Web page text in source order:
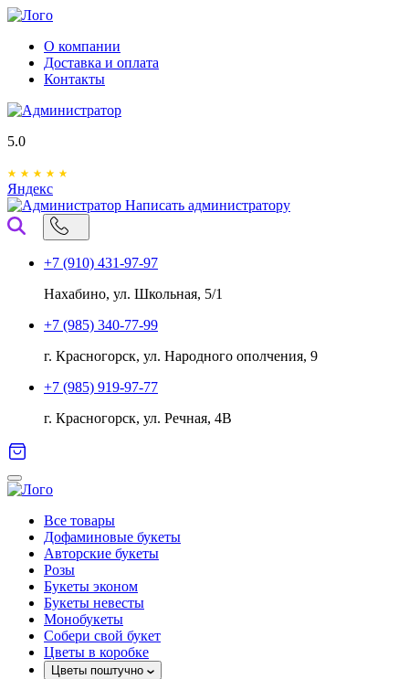
О компании
Доставка и оплата
Контакты
5.0
Яндекс
Написать администратору
+7 (910) 431-97-97
Нахабино, ул. Школьная, 5/1
+7 (985) 340-77-99
г. Красногорск, ул. Народного ополчения, 9
+7 (985) 919-97-77
г. Красногорск, ул. Речная, 4В
Все товары
Дофаминовые букеты
Авторские букеты
Розы
Букеты эконом
Букеты невесты
Монобукеты
Собери свой букет
Цветы в коробке
Цветы поштучно